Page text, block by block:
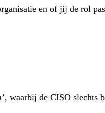
en of jij de rol
waarbij de CISO slechts